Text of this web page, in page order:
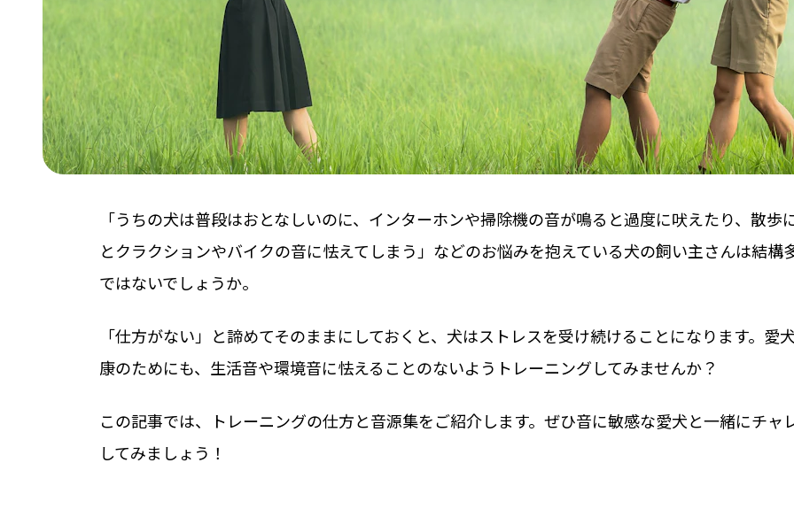
「うちの犬は普段はおとなしいのに、インターホンや掃除機の音が鳴ると過度に吠えたり、散歩
とクラクションやバイクの音に怯えてしまう」などのお悩みを抱えている犬の飼い主さんは結構
ではないでしょうか。
「仕方がない」と諦めてそのままにしておくと、犬はストレスを受け続けることになります。愛
康のためにも、生活音や環境音に怯えることのないようトレーニングしてみませんか？
この記事では、トレーニングの仕方と音源集をご紹介します。ぜひ音に敏感な愛犬と一緒にチャ
してみましょう！